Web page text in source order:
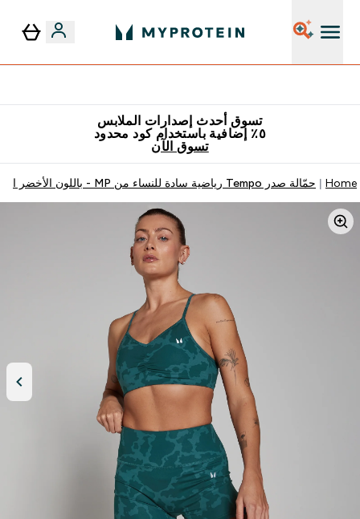
تسوق أحدث إصدارات الملابس
٥٪ إضافية باستخدام كود محدود
تسوق الآن
Home حمّالة صدر Tempo رياضية سادة للنساء من MP - باللون الأخضر الفاتح